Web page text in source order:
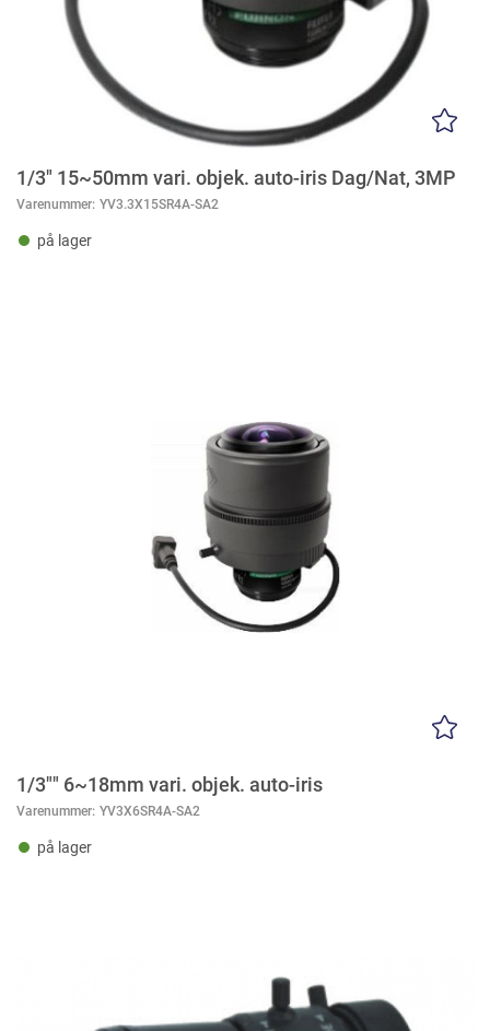
1/3" 15~50mm vari. objek. auto-iris Dag/Nat, 3MP
Varenummer: YV3.3X15SR4A-SA2
på lager
1/3"" 6~18mm vari. objek. auto-iris
Varenummer: YV3X6SR4A-SA2
på lager